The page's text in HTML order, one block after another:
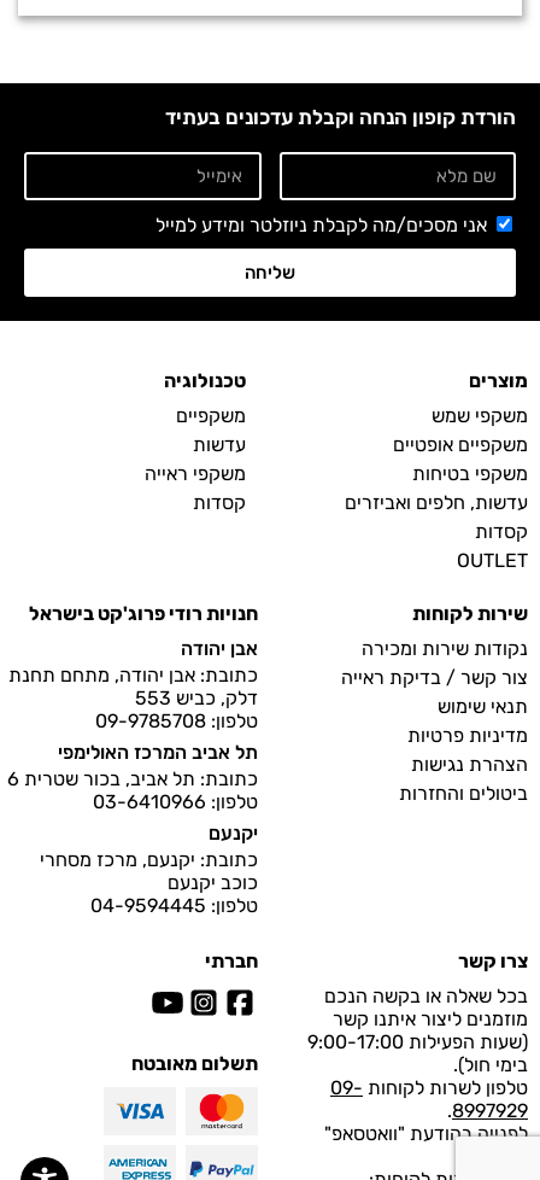
הורדת קופון הנחה וקבלת עדכונים בעתיד
אני מסכים/מה לקבלת ניוזלטר ומידע למייל
שליחה
מוצרים
משקפי שמש
משקפיים אופטיים
משקפי בטיחות
עדשות, חלפים ואביזרים
קסדות
OUTLET
טכנולוגיה
משקפיים
עדשות
משקפי ראייה
קסדות
שירות לקוחות
נקודות שירות ומכירה
צור קשר / בדיקת ראייה
תנאי שימוש
מדיניות פרטיות
הצהרת נגישות
ביטולים והחזרות
חנויות רודי פרוג'קט בישראל
אבן יהודה
כתובת: אבן יהודה, מתחם תחנת
דלק, כביש 553
טלפון: 09-9785708
תל אביב המרכז האולימפי
כתובת: תל אביב, בכור שטרית 6
טלפון: 03-6410966
יקנעם
כתובת: יקנעם, מרכז מסחרי
כוכב יקנעם
טלפון: 04-9594445
צרו קשר
בכל שאלה או בקשה הנכם
מוזמנים ליצור איתנו קשר
(שעות הפעילות 9:00-17:00
בימי חול).
טלפון לשרות לקוחות 09-
8997929
.
לפנייה בהודעת "וואטסאפ"
חברתי
תשלום מאובטח